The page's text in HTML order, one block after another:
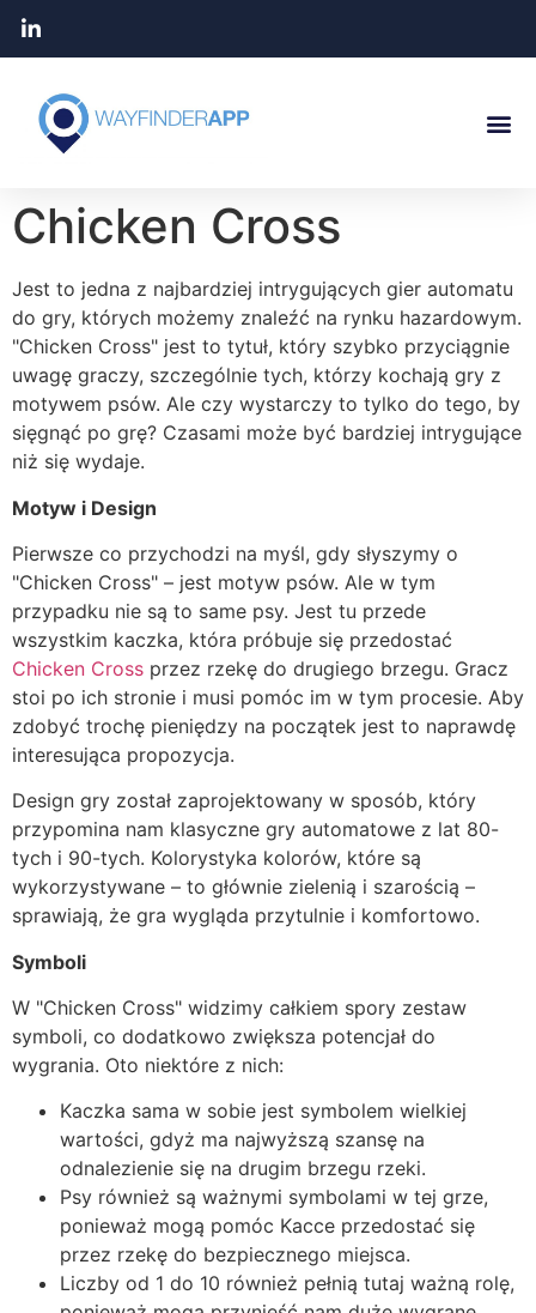
Chicken Cross
Jest to jedna z najbardziej intrygujących gier automatu
do gry, których możemy znaleźć na rynku hazardowym.
"Chicken Cross" jest to tytuł, który szybko przyciągnie
uwagę graczy, szczególnie tych, którzy kochają gry z
motywem psów. Ale czy wystarczy to tylko do tego, by
sięgnąć po grę? Czasami może być bardziej intrygujące
niż się wydaje.
Motyw i Design
Pierwsze co przychodzi na myśl, gdy słyszymy o
"Chicken Cross" – jest motyw psów. Ale w tym
przypadku nie są to same psy. Jest tu przede
wszystkim kaczka, która próbuje się przedostać
Chicken Cross przez rzekę do drugiego brzegu. Gracz
stoi po ich stronie i musi pomóc im w tym procesie. Aby
zdobyć trochę pieniędzy na początek jest to naprawdę
interesująca propozycja.
Design gry został zaprojektowany w sposób, który
przypomina nam klasyczne gry automatowe z lat 80-
tych i 90-tych. Kolorystyka kolorów, które są
wykorzystywane – to głównie zielenią i szarością –
sprawiają, że gra wygląda przytulnie i komfortowo.
Symboli
W "Chicken Cross" widzimy całkiem spory zestaw
symboli, co dodatkowo zwiększa potencjał do
wygrania. Oto niektóre z nich:
Kaczka sama w sobie jest symbolem wielkiej
wartości, gdyż ma najwyższą szansę na
odnalezienie się na drugim brzegu rzeki.
Psy również są ważnymi symbolami w tej grze,
ponieważ mogą pomóc Kacce przedostać się
przez rzekę do bezpiecznego miejsca.
Liczby od 1 do 10 również pełnią tutaj ważną rolę,